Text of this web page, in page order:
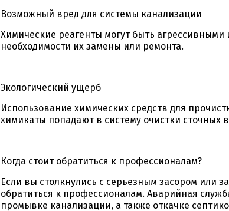
Возможный вред для системы канализации
Химические реагенты могут быть
необходимости их замены или ремонта.
Экологический ущерб
Использование химических средств для
химикаты попадают в систему очистки сточных
Когда стоит обратиться к профессионалам?
Если вы столкнулись с серьезным засором или
обратиться к профессионалам. Аварийная
промывке канализации, а также откачке